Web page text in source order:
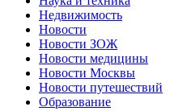
Недвижимость
Новости
Новости ЗОЖ
Новости медицины
Новости Москвы
Новости путешествий
Образование